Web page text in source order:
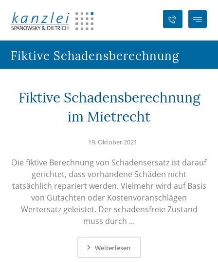
Fiktive Schadensberechnung
Fiktive Schadensberechnung
im Mietrecht
19. Oktober 2021
Die fiktive Berechnung von Schadensersatz ist darauf
gerichtet, dass vorhandene Schäden nicht
tatsächlich repariert werden. Vielmehr wird auf Basis
von Gutachten oder Kostenvoranschlägen
Wertersatz geleistet. Der schadensfreie Zustand
muss durch ...
Weiterlesen